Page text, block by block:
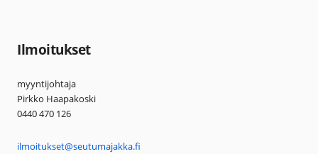
Ilmoitukset
myyntijohtaja
Pirkko Haapakoski
0440 470 126
ilmoitukset@seutumajakka.fi